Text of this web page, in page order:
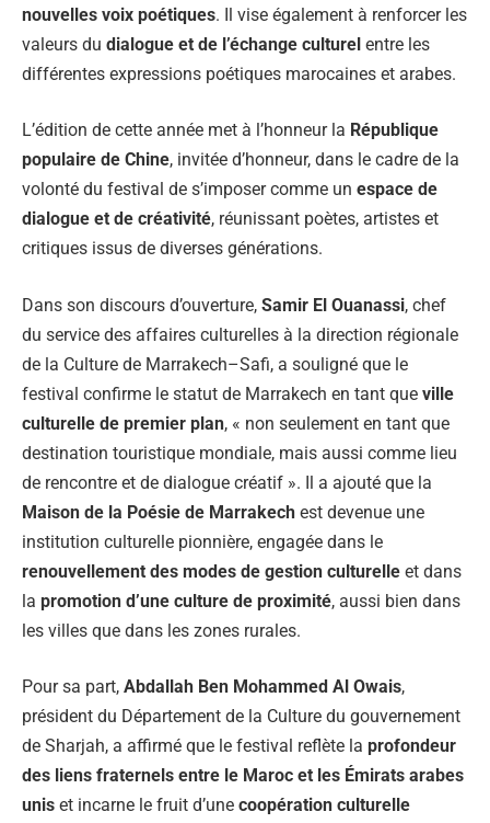
nouvelles voix poétiques. Il vise également à renforcer les
valeurs du dialogue et de l’échange culturel entre les
différentes expressions poétiques marocaines et arabes.
L’édition de cette année met à l’honneur la République
populaire de Chine, invitée d’honneur, dans le cadre de la
volonté du festival de s’imposer comme un espace de
dialogue et de créativité, réunissant poètes, artistes et
critiques issus de diverses générations.
Dans son discours d’ouverture, Samir El Ouanassi, chef
du service des affaires culturelles à la direction régionale
de la Culture de Marrakech–Safi, a souligné que le
festival confirme le statut de Marrakech en tant que ville
culturelle de premier plan, « non seulement en tant que
destination touristique mondiale, mais aussi comme lieu
de rencontre et de dialogue créatif ». Il a ajouté que la
Maison de la Poésie de Marrakech est devenue une
institution culturelle pionnière, engagée dans le
renouvellement des modes de gestion culturelle et dans
la promotion d’une culture de proximité, aussi bien dans
les villes que dans les zones rurales.
Pour sa part, Abdallah Ben Mohammed Al Owais,
président du Département de la Culture du gouvernement
de Sharjah, a affirmé que le festival reflète la profondeur
des liens fraternels entre le Maroc et les Émirats arabes
unis et incarne le fruit d’une coopération culturelle